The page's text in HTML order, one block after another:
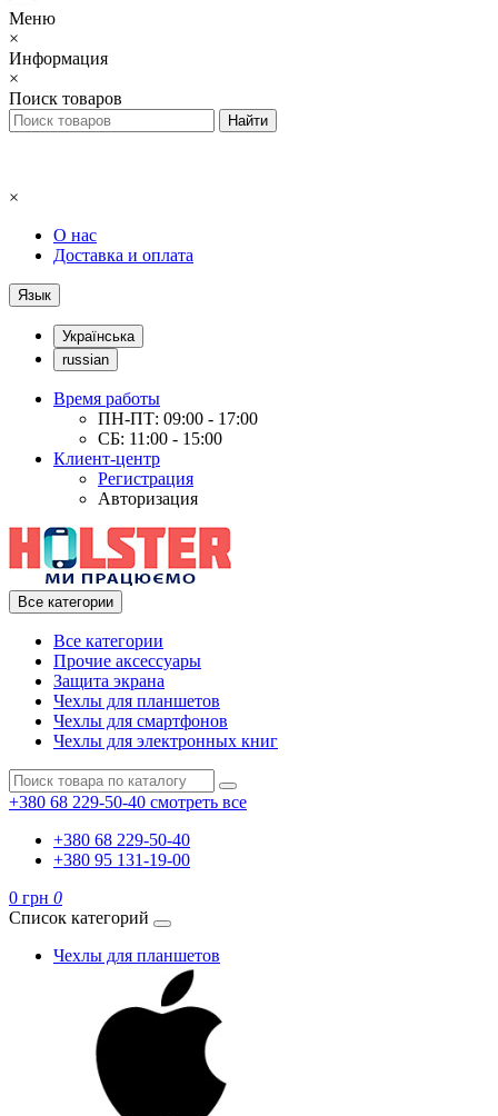
Меню
×
Информация
×
Поиск товаров
×
О нас
Доставка и оплата
Язык
Українська
russian
Время работы
ПН-ПТ: 09:00 - 17:00
СБ: 11:00 - 15:00
Клиент-центр
Регистрация
Авторизация
Все категории
Все категории
Прочие аксессуары
Защита экрана
Чехлы для планшетов
Чехлы для смартфонов
Чехлы для электронных книг
+380 68 229-50-40 смотреть все
+380 68 229-50-40
+380 95 131-19-00
0 грн 0
Список категорий
Чехлы для планшетов